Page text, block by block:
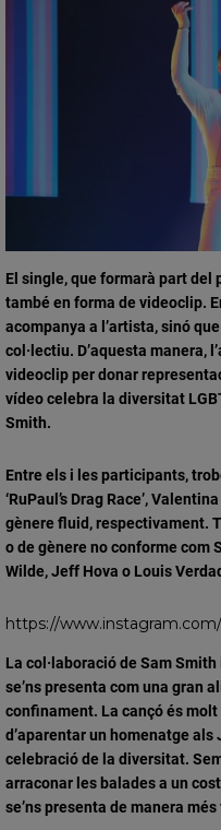
El single, que formarà part del
també en forma de videoclip.
acompanya a l’artista, sinó
col·lectiu. D’aquesta manera,
videoclip per donar
vídeo celebra la diversitat
Smith.
Entre els i les participants,
‘RuPaul’s Drag Race’,
gènere fluid, respectivament.
o de gènere no conforme com
Wilde, Jeff Hova o Louis
https://
La col·laboració de Sam
se’ns presenta com una gran
confinament. La cançó és
d’aparentar un homenatge als
celebració de la diversitat.
arraconar les balades a un
se’ns presenta de manera més